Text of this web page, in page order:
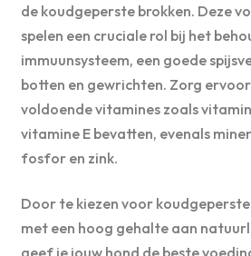
de koudgeperste brokken. Deze
spelen een cruciale rol bij het
immuunsysteem, een goede
botten en gewrichten. Zorg
voldoende vitamines zoals
vitamine E bevatten, evenals
fosfor en zink.
Door te kiezen voor
met een hoog gehalte aan
geef je jouw hond de beste